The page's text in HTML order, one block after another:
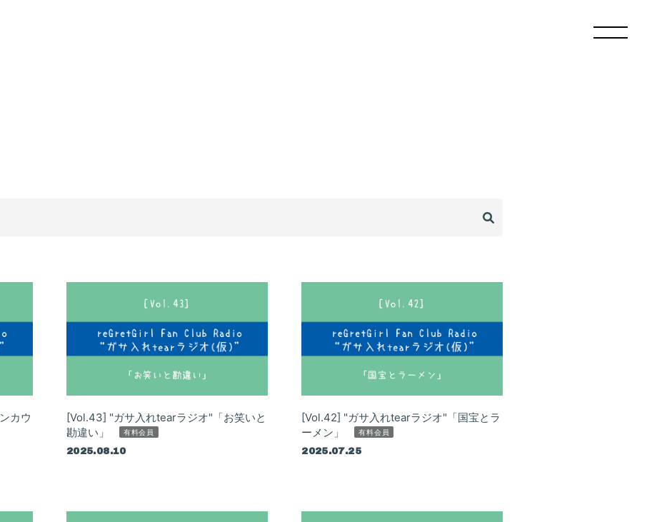
カウ
[Vol.43] "ガサ入れtearラジオ"「お笑いと
勘違い」
有料会員
2025.08.10
[Vol.42] "ガサ入れtearラジオ"「国宝とラ
ーメン」
有料会員
2025.07.25